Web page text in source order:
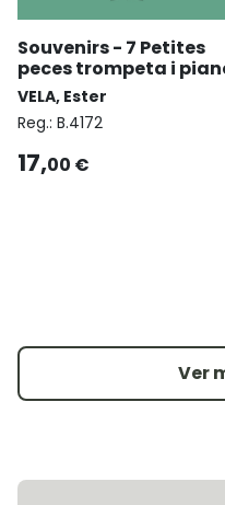
Souvenirs - 7 Petites
peces trompeta i
VELA, Ester
Reg.: B.4172
17,00 €
Ver